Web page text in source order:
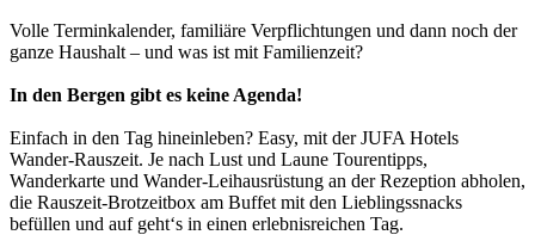
Volle Terminkalender, familiäre Verpflichtungen und dann noch der
ganze Haushalt – und was ist mit Familienzeit?
In den Bergen gibt es keine Agenda!
Einfach in den Tag hineinleben? Easy, mit der JUFA Hotels
Wander-Rauszeit. Je nach Lust und Laune Tourentipps,
Wanderkarte und Wander-Leihausrüstung an der Rezeption abholen,
die Rauszeit-Brotzeitbox am Buffet mit den Lieblingssnacks
befüllen und auf geht‘s in einen erlebnisreichen Tag.